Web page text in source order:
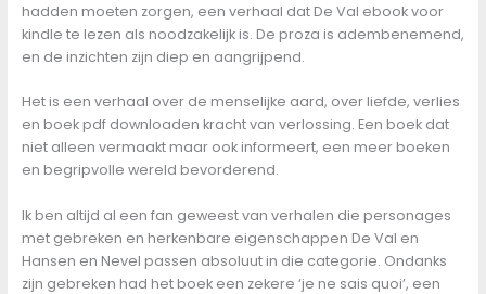
hadden moeten zorgen, een verhaal dat De Val ebook voor
kindle te lezen als noodzakelijk is. De proza is adembenemend,
en de inzichten zijn diep en aangrijpend.
Het is een verhaal over de menselijke aard, over liefde, verlies
en boek pdf downloaden kracht van verlossing. Een boek dat
niet alleen vermaakt maar ook informeert, een meer boeken
en begripvolle wereld bevorderend.
Ik ben altijd al een fan geweest van verhalen die personages
met gebreken en herkenbare eigenschappen De Val en
Hansen en Nevel passen absoluut in die categorie. Ondanks
zijn gebreken had het boek een zekere ‘je ne sais quoi’, een